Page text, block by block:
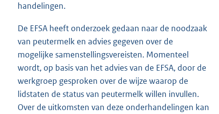
handelingen.
De EFSA heeft onderzoek gedaan naar de noodzaak
van peutermelk en advies gegeven over de
mogelijke samenstellingsvereisten. Momenteel
wordt, op basis van het advies van de EFSA, door de
werkgroep gesproken over de wijze waarop de
lidstaten de status van peutermelk willen invullen.
Over de uitkomsten van deze onderhandelingen kan